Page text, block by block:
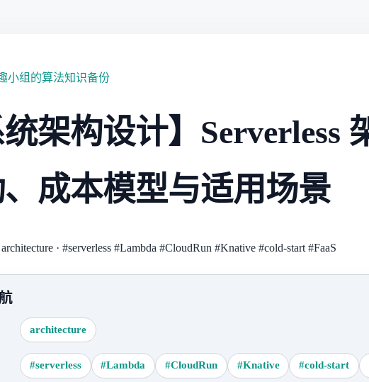
小组的算法知识备份
统架构设计】Serverless
成本模型与适用场景
architecture · #serverless #Lambda #CloudRun #Knative #cold-start #FaaS
architecture
#serverless #Lambda #CloudRun #Knative #cold-start